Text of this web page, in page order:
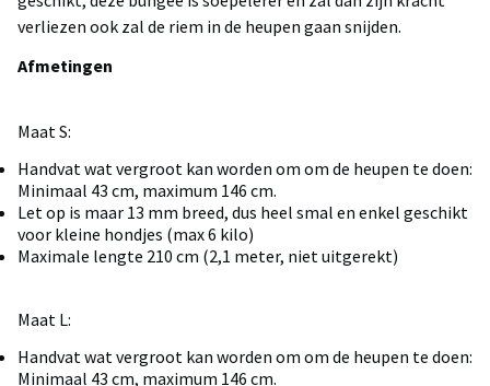
verliezen ook zal de riem in de heupen gaan snijden.
Afmetingen
Maat S:
Handvat wat vergroot kan worden om om de heupen te doen:
Minimaal 43 cm, maximum 146 cm.
Let op is maar 13 mm breed, dus heel smal en enkel geschikt
voor kleine hondjes (max 6 kilo)
Maximale lengte 210 cm (2,1 meter, niet uitgerekt)
Maat L:
Handvat wat vergroot kan worden om om de heupen te doen:
Minimaal 43 cm, maximum 146 cm.